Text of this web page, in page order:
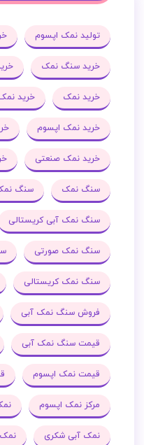
تولید نمک اپسوم
خرید سنگ نمک
خرید نمک خرید
خرید نمک اپسوم
خرید نمک صنعتی
سنگ نمک سنگ
سنگ نمک آبی کریستالی
سنگ نمک صورتی
سنگ نمک کریستالی
فروش سنگ نمک آبی
قیمت سنگ نمک آبی
قیمت نمک اپسوم
مرکز نمک اپسوم
نمک آبی شکری نمک